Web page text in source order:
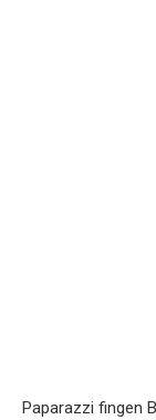
Paparazzi fingen